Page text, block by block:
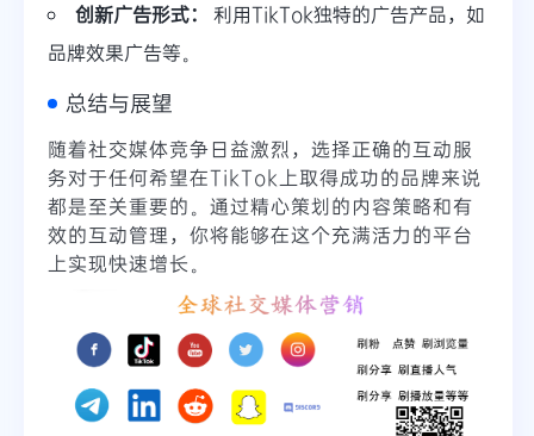
创新广告形式：
利用TikTok独特的广告产品，如
品牌效果广告等。
总结与展望
随着社交媒体竞争日益激烈，选择正确的互动服
务对于任何希望在TikTok上取得成功的品牌来说
都是至关重要的。通过精心策划的内容策略和有
效的互动管理，你将能够在这个充满活力的平台
上实现快速增长。